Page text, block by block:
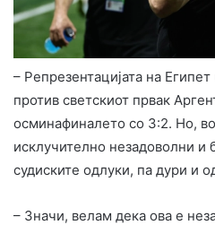
– Репрезентацијата на
против светскиот првак
осминафиналето со 3:2. Но,
исклучително незадоволни и
судиските одлуки, па дури и
– Значи, велам дека ова е